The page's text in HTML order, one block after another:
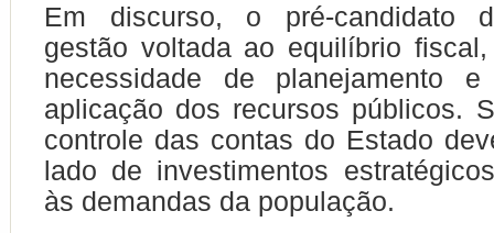
Em discurso, o pré-candidato
gestão voltada ao equilíbrio
necessidade de planejamento
aplicação dos recursos públicos.
controle das contas do Estado
lado de investimentos
às demandas da população.